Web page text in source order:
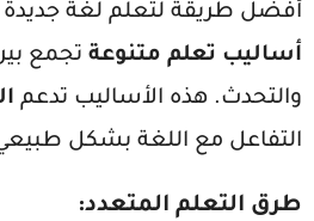
أفضل طريقة لتعلم لغة
أساليب تعلم متنوعة تجمع
والتحدث. هذه الأساليب تدعم
التفاعل مع اللغة بشكل
طرق التعلم المتعدد: